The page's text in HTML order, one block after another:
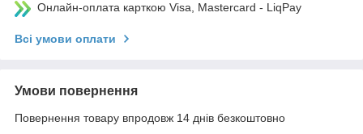
Онлайн-оплата карткою Visa, Mastercard - LiqPay
Всі умови оплати
Умови повернення
Повернення товару впродовж 14 днів безкоштовно